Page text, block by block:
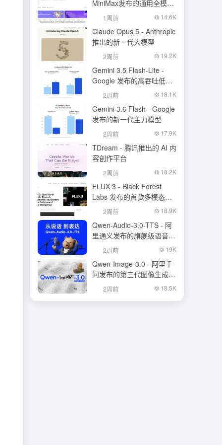
MiniMax发布的通用全模态
生成模型
1周前 14.6K
Claude Opus 5 - Anthropic
推出的新一代大模型
2周前 19.2K
Gemini 3.5 Flash-Lite -
Google 发布的高吞吐低成
本模型
2周前 18.1K
Gemini 3.6 Flash - Google
发布的新一代主力模型
2周前 17.9K
TDream - 腾讯推出的 AI 内
容创作平台
2周前 18.2K
FLUX 3 - Black Forest
Labs 发布的首款多模态基
础模型
2周前 18.9K
Qwen-Audio-3.0-TTS - 阿
里通义发布的旗舰级语音合
成大模型
2周前 19K
Qwen-Image-3.0 - 阿里千
问发布的第三代图像生成基
础模型
2周前 18.5K